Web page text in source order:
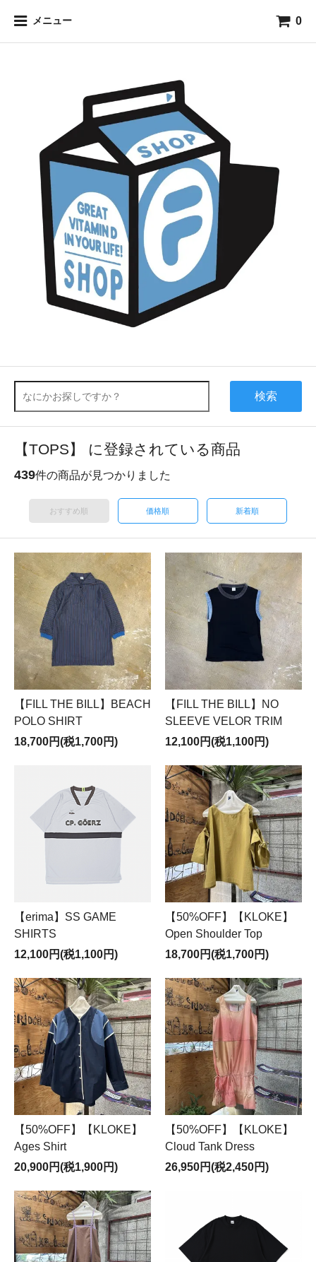
メニュー 0
検索
【TOPS】 に登録されている商品
439件の商品が見つかりました
おすすめ順 価格順 新着順
【FILL THE BILL】BEACH
POLO SHIRT
18,700円(税1,700円)
【FILL THE BILL】NO
SLEEVE VELOR TRIM
12,100円(税1,100円)
【erima】SS GAME
SHIRTS
12,100円(税1,100円)
【50%OFF】【KLOKE】
Open Shoulder Top
18,700円(税1,700円)
【50%OFF】【KLOKE】
Ages Shirt
20,900円(税1,900円)
【50%OFF】【KLOKE】
Cloud Tank Dress
26,950円(税2,450円)